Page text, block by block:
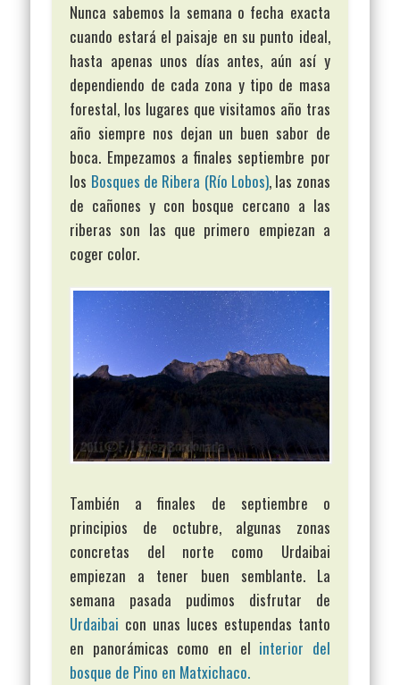
Nunca sabemos la semana o fecha exacta
cuando estará el paisaje en su punto ideal,
hasta apenas unos días antes, aún así y
dependiendo de cada zona y tipo de masa
forestal, los lugares que visitamos año tras
año siempre nos dejan un buen sabor de
boca. Empezamos a finales septiembre por
los Bosques de Ribera (Río Lobos), las zonas
de cañones y con bosque cercano a las
riberas son las que primero empiezan a
coger color.
También a finales de septiembre o
principios de octubre, algunas zonas
concretas del norte como Urdaibai
empiezan a tener buen semblante. La
semana pasada pudimos disfrutar de
Urdaibai con unas luces estupendas tanto
en panorámicas como en el interior del
bosque de Pino en Matxichaco.